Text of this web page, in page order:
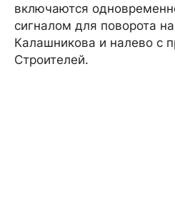
включаются
сигналом для поворота
Калашникова и налево с
Строителей.